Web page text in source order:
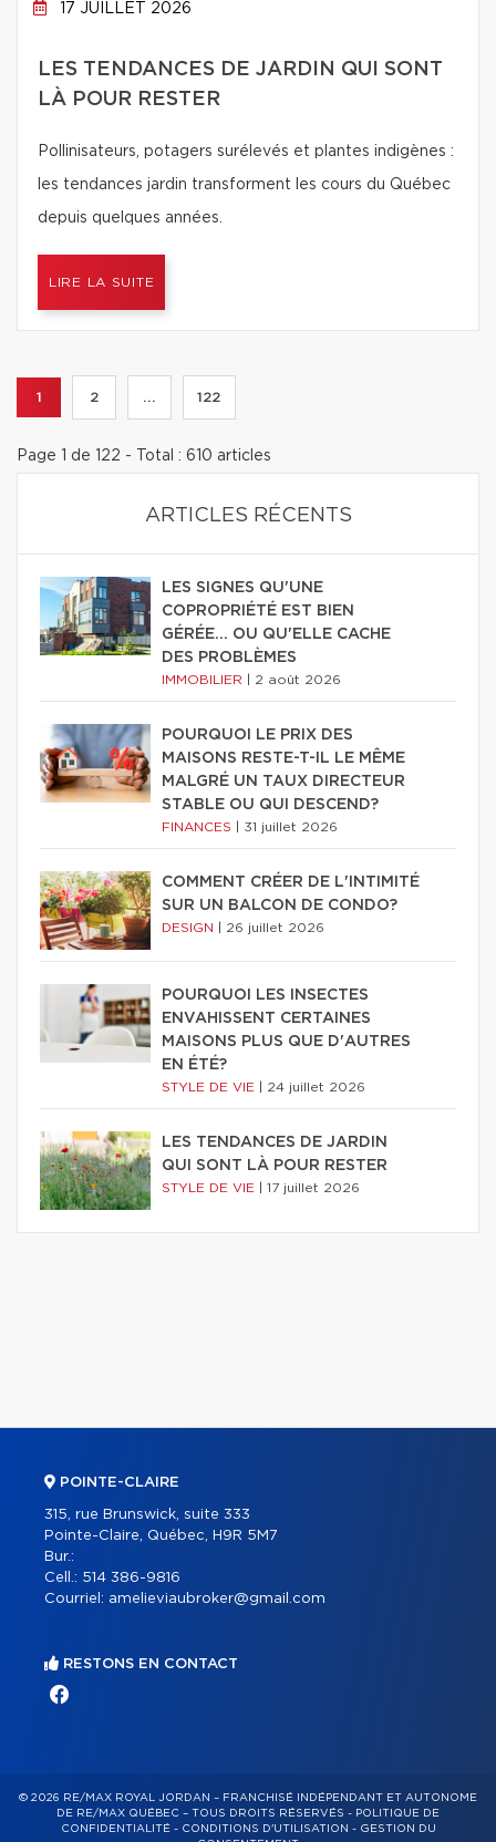
17 JUILLET 2026
LES TENDANCES DE JARDIN QUI SONT
LÀ POUR RESTER
Pollinisateurs, potagers surélevés et plantes indigènes :
les tendances jardin transforment les cours du Québec
depuis quelques années.
LIRE LA SUITE
1 2 ... 122
Page 1 de 122 - Total : 610 articles
ARTICLES RÉCENTS
LES SIGNES QU'UNE
COPROPRIÉTÉ EST BIEN
GÉRÉE… OU QU'ELLE CACHE
DES PROBLÈMES
IMMOBILIER 2 août 2026
POURQUOI LE PRIX DES
MAISONS RESTE-T-IL LE MÊME
MALGRÉ UN TAUX DIRECTEUR
STABLE OU QUI DESCEND?
FINANCES 31 juillet 2026
COMMENT CRÉER DE L'INTIMITÉ
SUR UN BALCON DE CONDO?
DESIGN 26 juillet 2026
POURQUOI LES INSECTES
ENVAHISSENT CERTAINES
MAISONS PLUS QUE D'AUTRES
EN ÉTÉ?
STYLE DE VIE 24 juillet 2026
LES TENDANCES DE JARDIN
QUI SONT LÀ POUR RESTER
STYLE DE VIE 17 juillet 2026
POINTE-CLAIRE
315, rue Brunswick, suite 333
Pointe-Claire, Québec, H9R 5M7
Bur.:
Cell.: 514 386-9816
Courriel: amelieviaubroker@gmail.com
RESTONS EN CONTACT
© 2026 RE/MAX ROYAL JORDAN – FRANCHISÉ INDÉPENDANT ET AUTONOME
DE RE/MAX QUÉBEC – TOUS DROITS RÉSERVÉS - POLITIQUE DE
CONFIDENTIALITÉ- CONDITIONS D'UTILISATION - GESTION DU